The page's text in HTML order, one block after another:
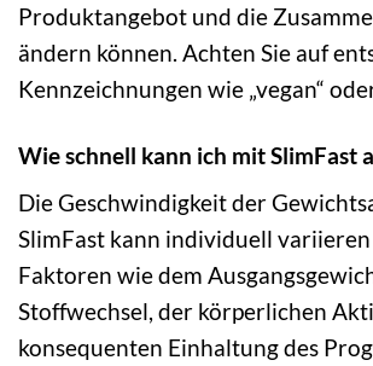
Produktangebot und die
ändern können. Achten Sie auf
Kennzeichnungen wie „vegan“
Wie schnell kann ich mit SlimFast
Die Geschwindigkeit der
SlimFast kann individuell
Faktoren wie dem
Stoffwechsel, der körperlichen
konsequenten Einhaltung des